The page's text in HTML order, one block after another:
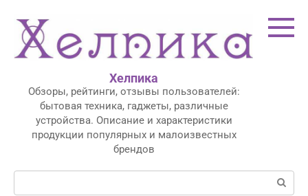
контенту
Хелпика
Обзоры, рейтинги, отзывы пользователей:
бытовая техника, гаджеты, различные
устройства. Описание и характеристики
продукции популярных и малоизвестных
брендов
Поиск: